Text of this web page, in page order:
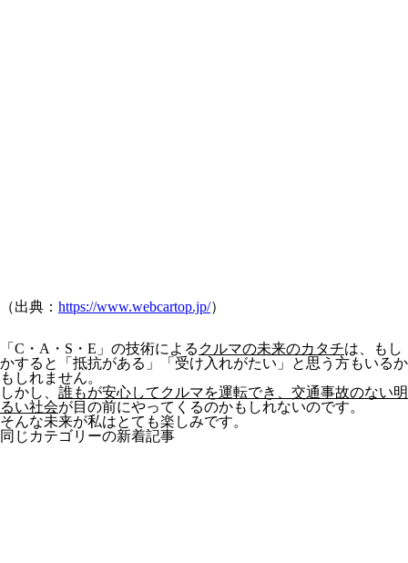
（出典： https://www.webcartop.jp/）
「C・A・S・E」の技術による クルマの未来のカタチは、もし
かすると「抵抗がある」「受け入れがたい」と思う方もいるか
もしれません。
しかし、 誰もが安心してクルマを運転でき、交通事故のない明
るい社会が目の前にやってくるのかもしれないのです。
そんな未来が私はとても楽しみです。
同じカテゴリーの新着記事